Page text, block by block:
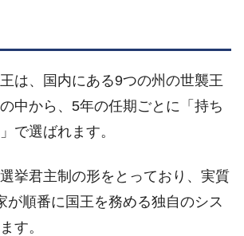
は、国内にある9つの州の世襲王
中から、5年の任期ごとに「持ち
で選ばれます。
挙君主制の形をとっており、実質
が順番に国王を務める独自のシス
す。